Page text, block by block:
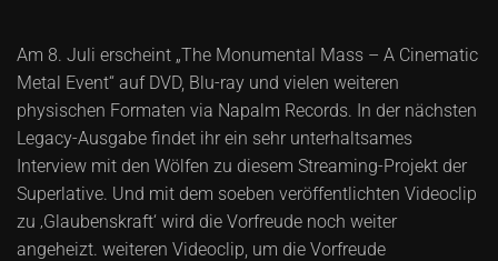
Am 8. Juli erscheint „The Monumental Mass – A Cinematic
Metal Event“ auf DVD, Blu-ray und vielen weiteren
physischen Formaten via Napalm Records. In der nächsten
Legacy-Ausgabe findet ihr ein sehr unterhaltsames
Interview mit den Wölfen zu diesem Streaming-Projekt der
Superlative. Und mit dem soeben veröffentlichten Videoclip
zu ‚Glaubenskraft‘ wird die Vorfreude noch weiter
angeheizt. weiteren Videoclip, um die Vorfreude